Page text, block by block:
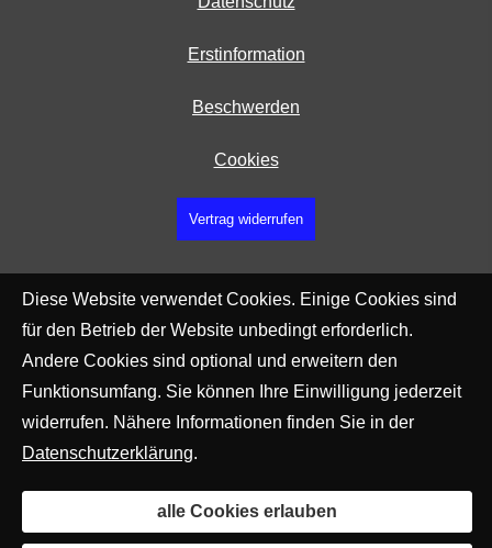
Erstinformation
Beschwerden
Cookies
Vertrag widerrufen
Diese Website verwendet Cookies. Einige Cookies sind
für den Betrieb der Website unbedingt erforderlich.
Andere Cookies sind optional und erweitern den
Funktionsumfang. Sie können Ihre Einwilligung jederzeit
widerrufen. Nähere Informationen finden Sie in der
Datenschutzerklärung.
alle Cookies erlauben